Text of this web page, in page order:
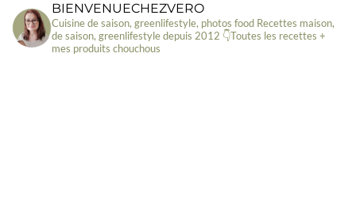
BIENVENUECHEZVERO
Cuisine de saison, greenlifestyle, photos food Recettes maison,
de saison, greenlifestyle depuis 2012 👇Toutes les recettes +
mes produits chouchous